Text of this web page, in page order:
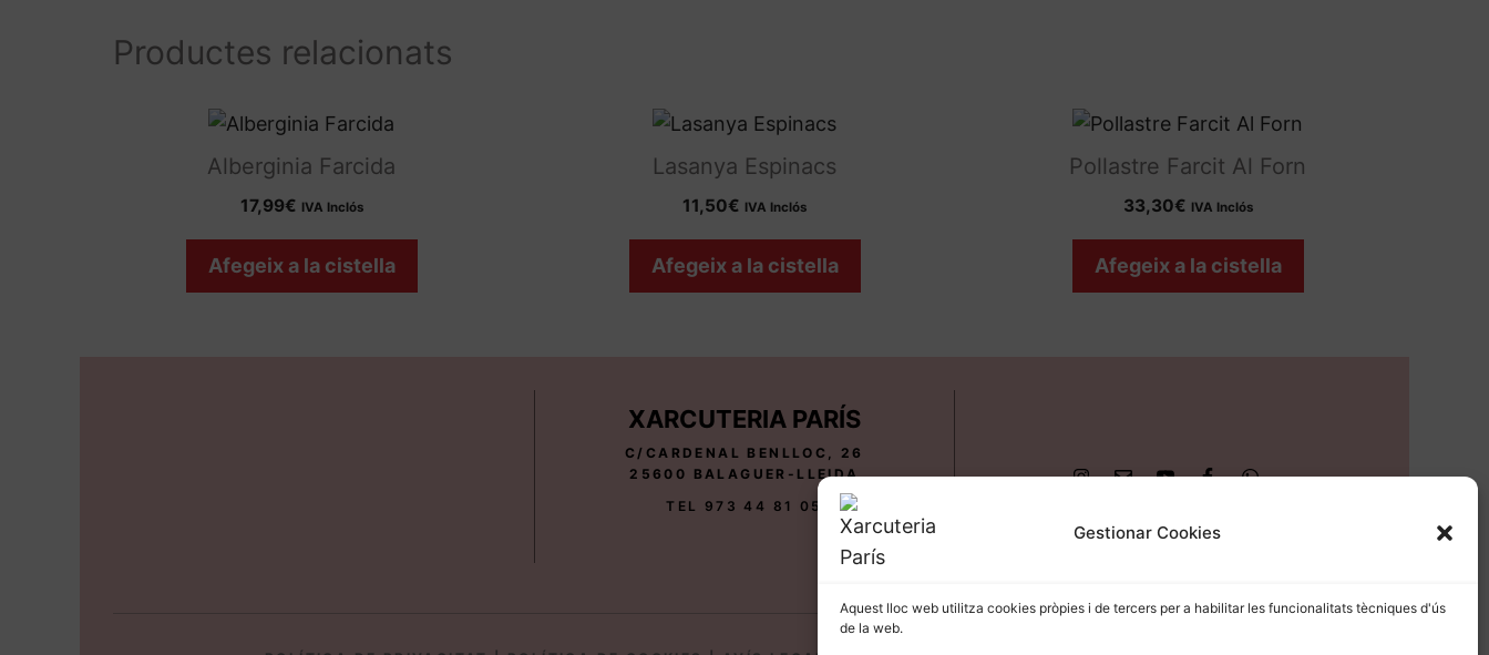
Gestionar Cookies
Aquest lloc web utilitza cookies pròpies i de tercers per a habilitar les funcionalitats tècniques d'ús
de la web.
Productes relacionats
Alberginia Farcida
17,99€ IVA Inclós
Afegeix a la cistella
Lasanya Espinacs
11,50€ IVA Inclós
Afegeix a la cistella
Pollastre Farcit Al Forn
33,30€ IVA Inclós
Afegeix a la cistella
XARCUTERIA PARÍS
C/CARDENAL BENLLOC, 26
25600 BALAGUER-LLEIDA
TEL 973 44 81 05